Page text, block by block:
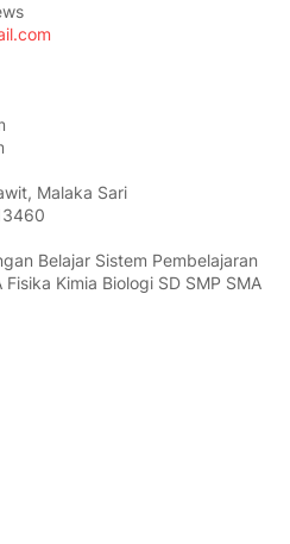
Malaka Sari
Belajar Sistem Pembelajaran
Kimia Biologi SD SMP SMA